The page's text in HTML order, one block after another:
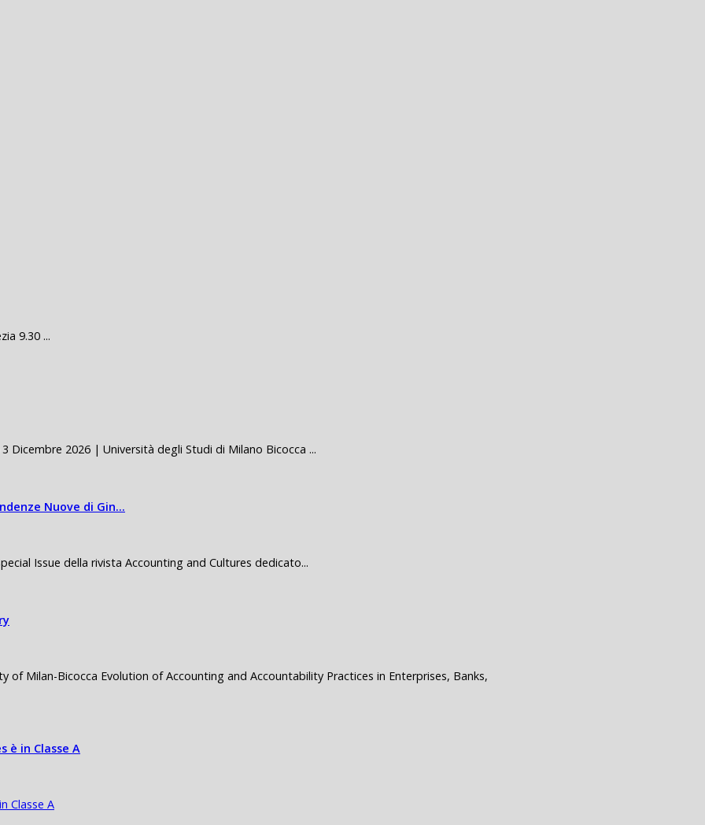
9.30 ...
3 Dicembre 2026 | Università degli Studi di Milano Bicocca ...
Nuove di Gin…
Issue della rivista Accounting and Cultures dedicato...
of Milan-Bicocca Evolution of Accounting and Accountability Practices in Enterprises, Banks,
è in Classe A